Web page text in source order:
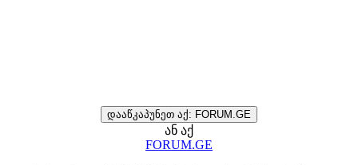
დააწკაპუნეთ აქ: FORUM.GE
ან აქ
FORUM.GE